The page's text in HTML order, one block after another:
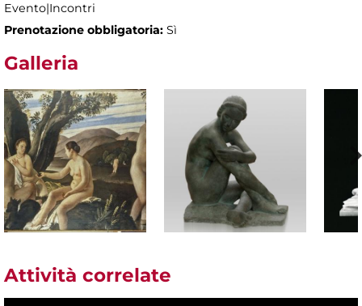
Evento|Incontri
Prenotazione obbligatoria: Sì
Galleria
Attività correlate